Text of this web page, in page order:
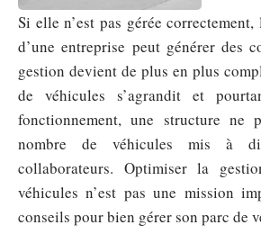
Si elle n’est pas gérée
d’une entreprise peut générer des
gestion devient de plus en plus
de véhicules s’agrandit et
fonctionnement, une structure ne
nombre de véhicules mis à
collaborateurs. Optimiser la
véhicules n’est pas une mission
conseils pour bien gérer son parc de